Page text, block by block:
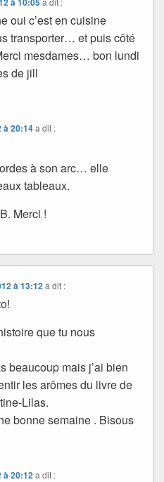
oui c’est en cuisine
transporter… et puis côté
mesdames… bon lundi
de jill
à 20:14a dit :
à son arc… elle
tableaux.
Merci !
à 13:12 a dit :
que tu nous
beaucoup mais j’ai bien
les arômes du livre de
Lilas.
bonne semaine . Bisous
à 20:12a dit :